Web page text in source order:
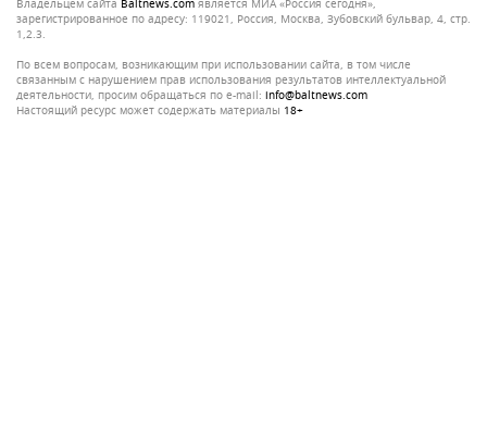
Владельцем сайта
baltnews.com является МИА «Россия сегодня»,
зарегистрированное по адресу: 119021, Россия, Москва, Зубовский бульвар, 4, стр.
1,2.3.
По всем вопросам, возникающим при использовании сайта, в том числе
связанным с нарушением прав использования результатов интеллектуальной
деятельности, просим обращаться по e-mail: info@baltnews.com
Настоящий ресурс может содержать материалы 18+